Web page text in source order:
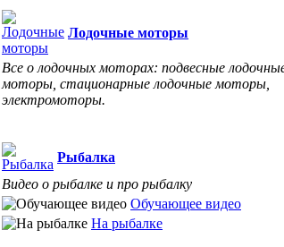
Лодочные моторы
Все о лодочных моторах: подвесные
моторы, стационарные лодочные моторы,
электромоторы.
Рыбалка
Видео о рыбалке и про рыбалку
Обучающее видео
На рыбалке